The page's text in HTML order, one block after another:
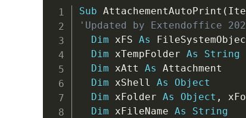
Sub AttachementAutoPrint (
'Updated by Extendoffice
Dim xFS As
Dim xTempFolder As
String
Dim xAtt As Attachment
Dim xShell As
Object
Dim xFolder As Object ,
Dim xFileName As
String